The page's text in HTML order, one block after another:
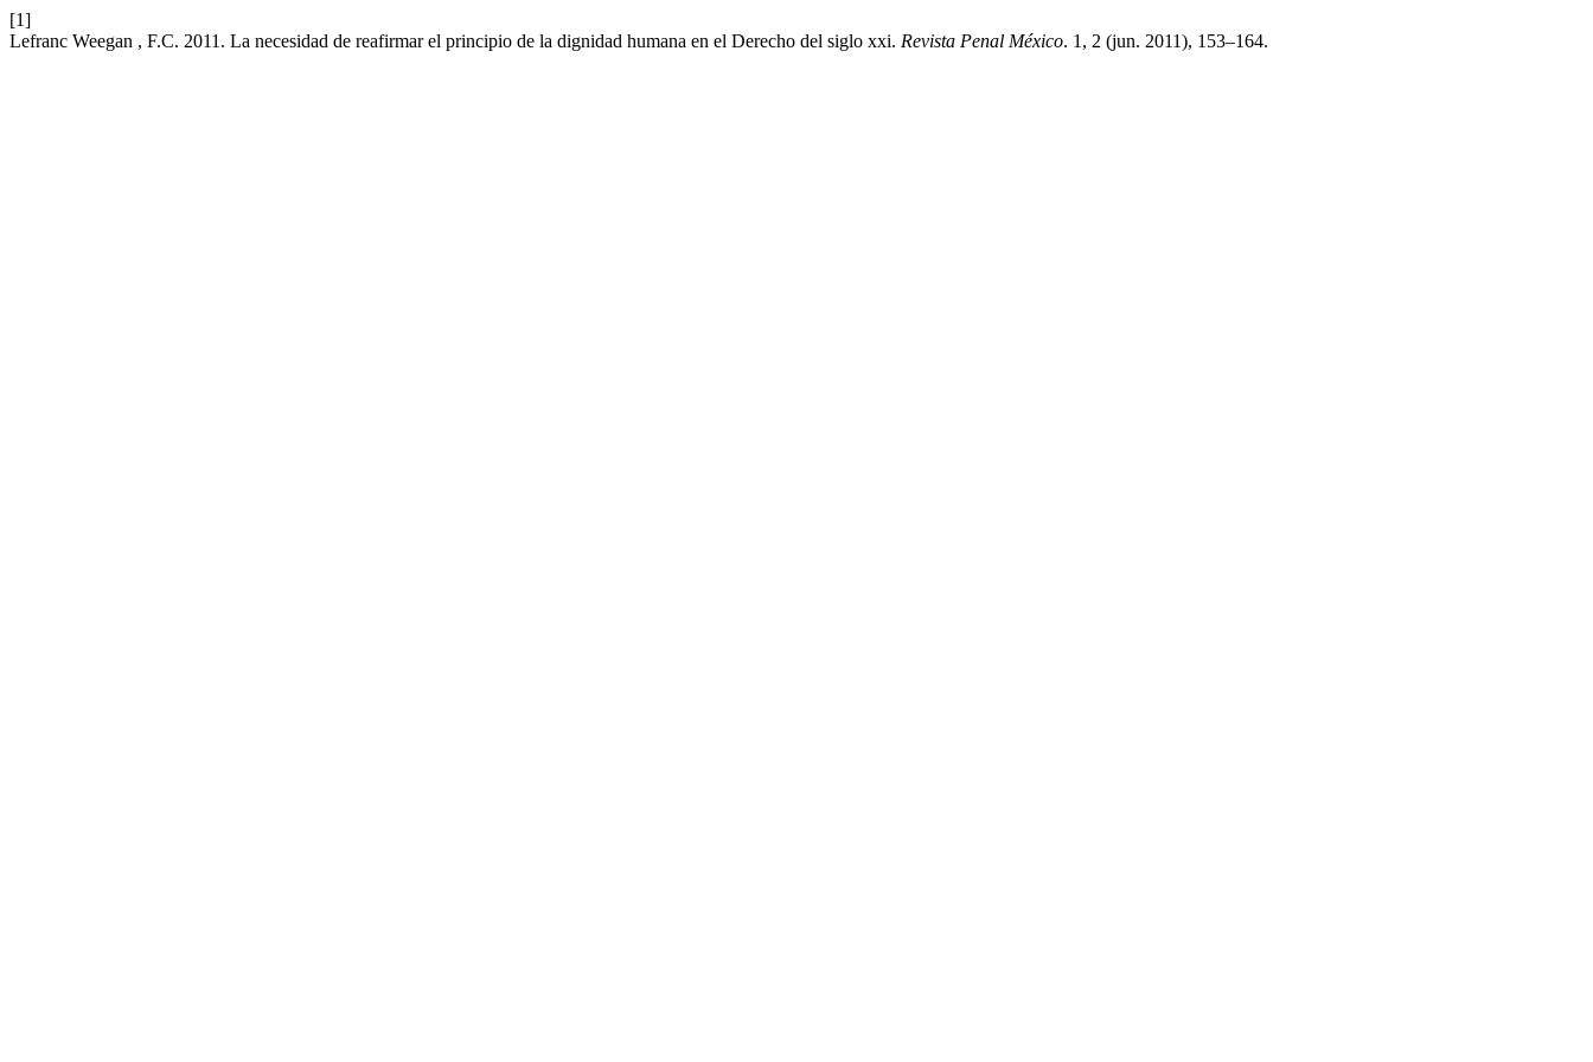
[1]
Lefranc Weegan , F.C. 2011. La necesidad de reafirmar el principio de la dignidad humana en el Derecho del siglo xxi. Revista Penal México. 1, 2 (jun. 2011), 153–164.